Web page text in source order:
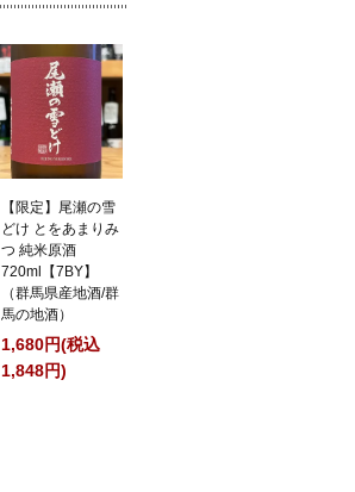
【限定】尾瀬の雪
どけ とをあまりみ
つ 純米原酒
720ml【7BY】
（群馬県産地酒/群
馬の地酒）
1,680円(税込
1,848円)